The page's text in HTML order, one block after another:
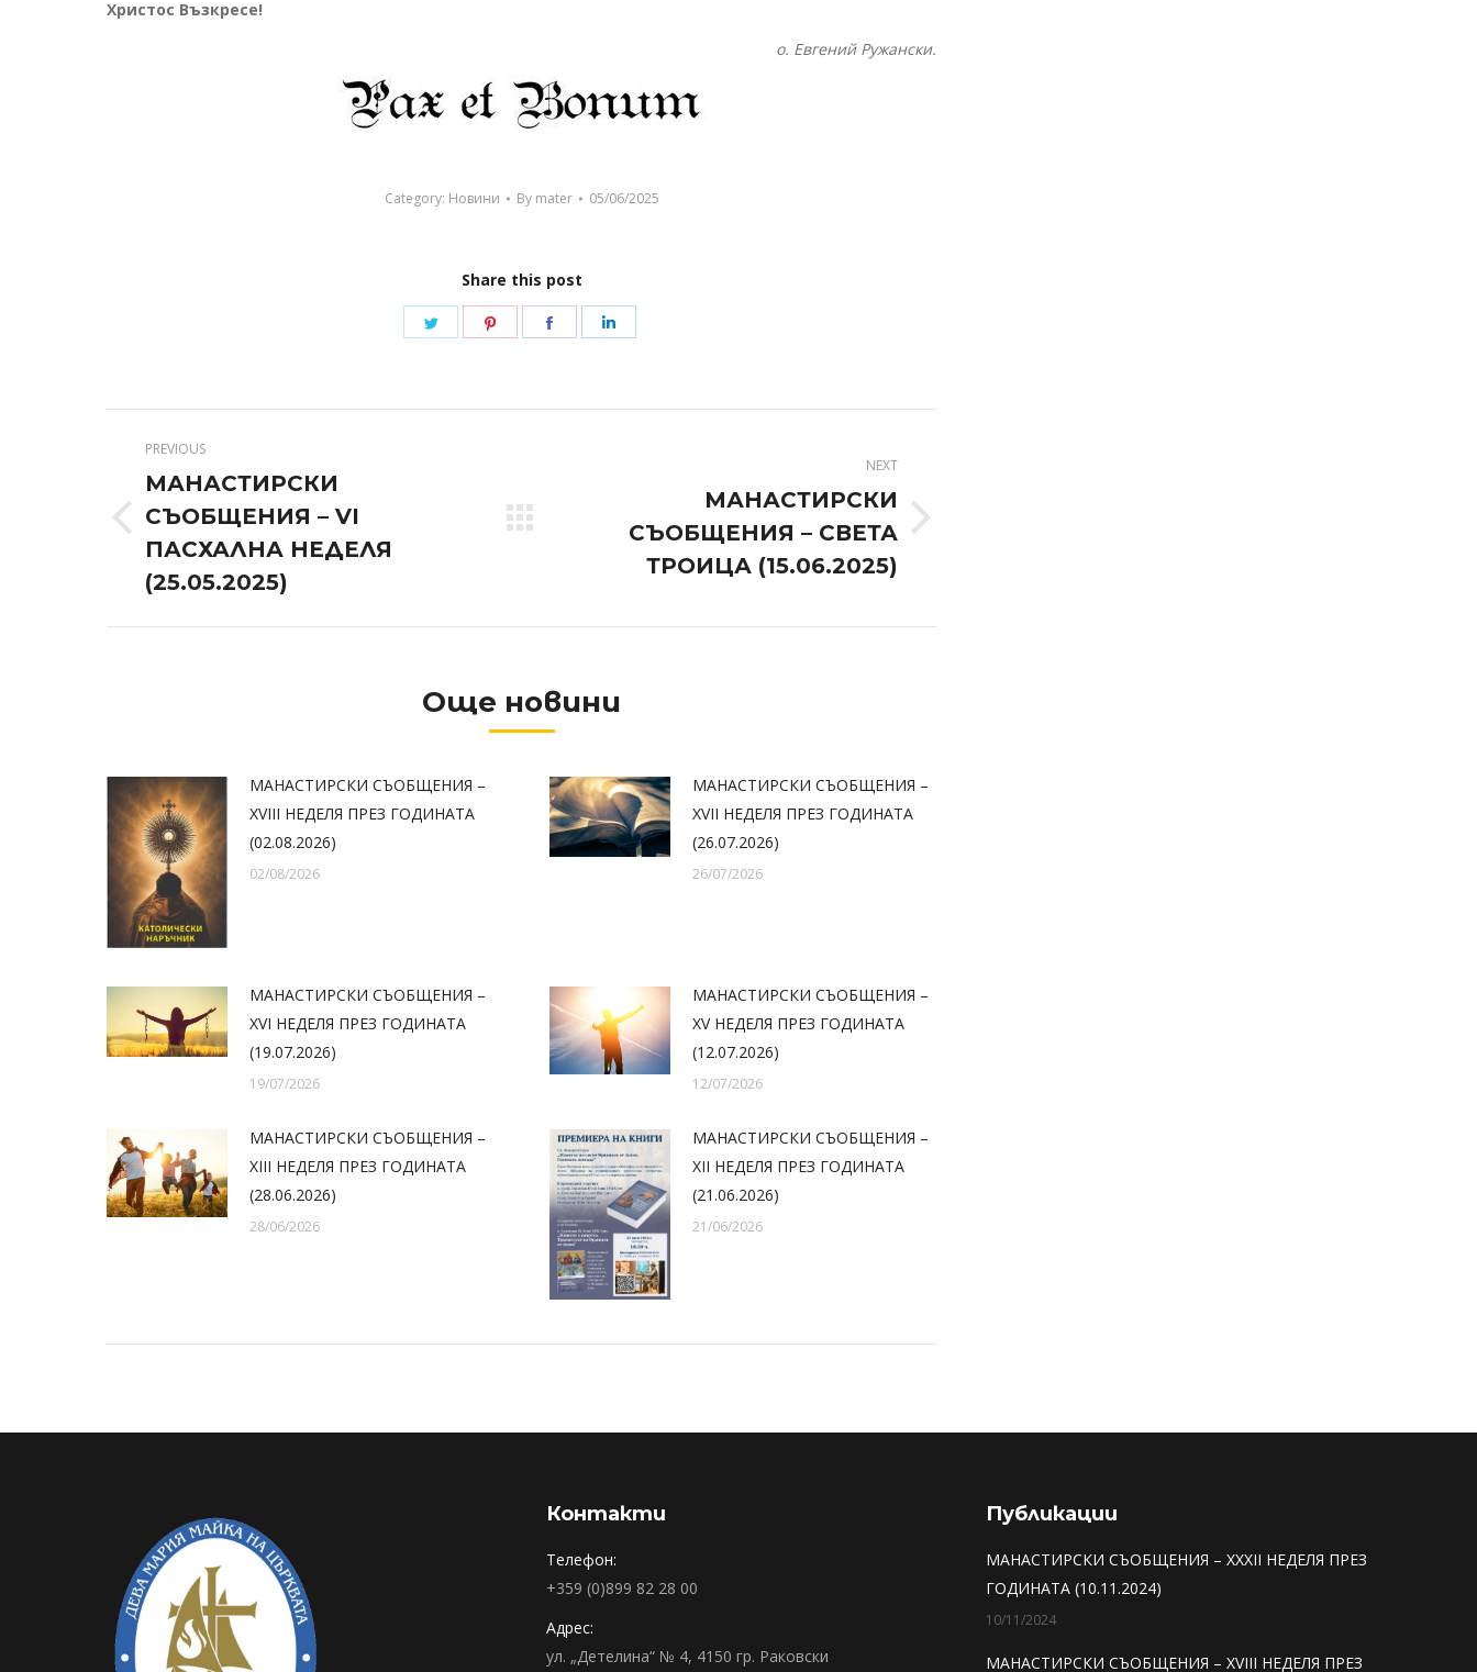
Христос Възкресе!
о. Евгений Ружански.
Category: Новини By mater 05/06/2025
Share this post
Share
Share
Share
navigation
PREVIOUS
Previous
post:
МАНАСТИРСКИ
СЪОБЩЕНИЯ – VI
ПАСХАЛНА НЕДЕЛЯ
(25.05.2025)
NEXT
МАНАСТИРСКИ
СЪОБЩЕНИЯ – СВЕТА
ТРОИЦА (15.06.2025)
Още новини
МАНАСТИРСКИ СЪОБЩЕНИЯ –
XVIII НЕДЕЛЯ ПРЕЗ ГОДИНАТА
(02.08.2026)
02/08/2026
МАНАСТИРСКИ СЪОБЩЕНИЯ –
XVII НЕДЕЛЯ ПРЕЗ ГОДИНАТА
(26.07.2026)
26/07/2026
МАНАСТИРСКИ СЪОБЩЕНИЯ –
XVI НЕДЕЛЯ ПРЕЗ ГОДИНАТА
(19.07.2026)
19/07/2026
МАНАСТИРСКИ СЪОБЩЕНИЯ –
XV НЕДЕЛЯ ПРЕЗ ГОДИНАТА
(12.07.2026)
12/07/2026
МАНАСТИРСКИ СЪОБЩЕНИЯ –
XIII НЕДЕЛЯ ПРЕЗ ГОДИНАТА
(28.06.2026)
28/06/2026
МАНАСТИРСКИ СЪОБЩЕНИЯ –
XII НЕДЕЛЯ ПРЕЗ ГОДИНАТА
(21.06.2026)
21/06/2026
Контакти
Телефон:
+359 (0)899 82 28 00
Адрес:
ул. „Детелина“ № 4, 4150 гр. Раковски
Публикации
МАНАСТИРСКИ СЪОБЩЕНИЯ – XXXII НЕДЕЛЯ ПРЕЗ
ГОДИНАТА (10.11.2024)
10/11/2024
МАНАСТИРСКИ СЪОБЩЕНИЯ – XVIII НЕДЕЛЯ ПРЕЗ